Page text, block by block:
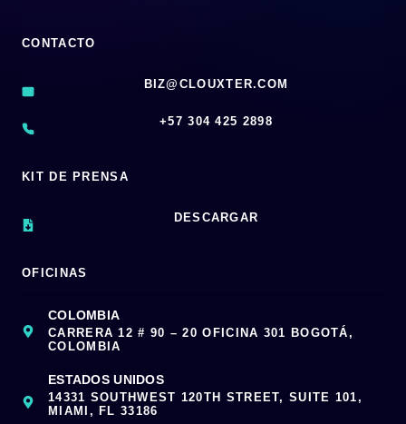
CONTACTO
BIZ@CLOUXTER.COM
‪+57 304 425 2898
KIT DE PRENSA
DESCARGAR
OFICINAS
COLOMBIA
CARRERA 12 # 90 – 20 OFICINA 301 BOGOTÁ,
COLOMBIA
ESTADOS UNIDOS
14331 SOUTHWEST 120TH STREET, SUITE 101,
MIAMI, FL 33186